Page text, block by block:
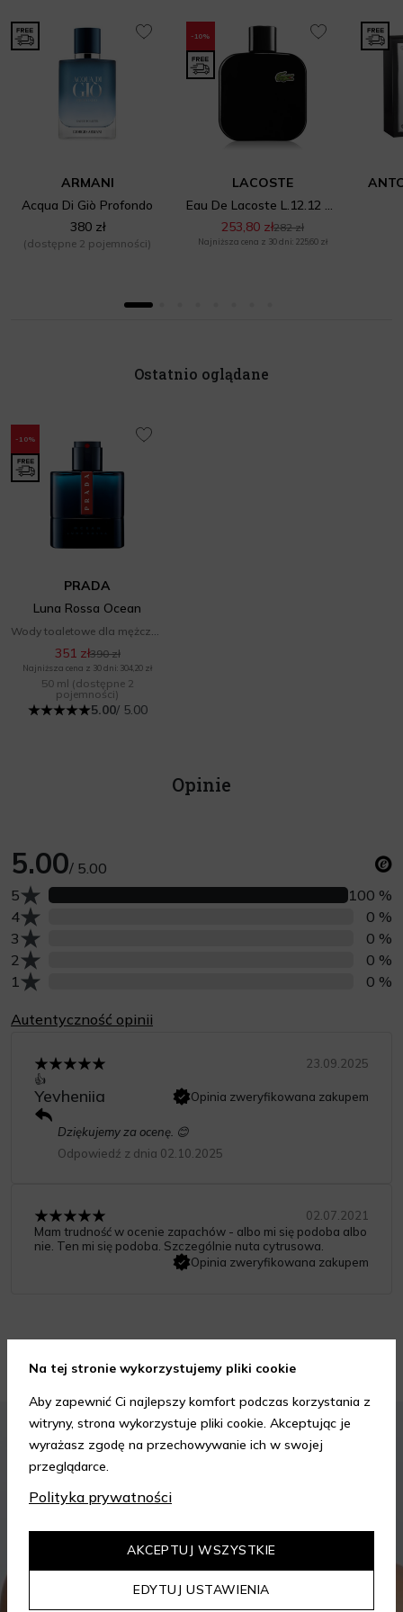
ARMANI
Acqua Di Giò Profondo
380 zł
(dostępne 2 pojemności)
-10%
LACOSTE
Eau De Lacoste L.12.12 Noir
253,80 zł282 zł
Najniższa cena z 30 dni: 225,60 zł
Ostatnio oglądane
-10%
PRADA
Luna Rossa Ocean
351 zł390 zł
Najniższa cena z 30 dni: 304,20 zł
50 ml (dostępne 2
pojemności)
5.00/ 5.00
Opinie
5.00/ 5.00
Liczba opinii z oceną
1 0 %
Liczba opinii z oceną
2 0 %
Liczba opinii z oceną
3 0 %
Liczba opinii z oceną
4 0 %
Liczba opinii z oceną
5 100 %
Autentyczność opinii
23.09.2025
👍
Yevheniia Opinia zweryfikowana zakupem
Dziękujemy za ocenę. 😊
Odpowiedź z dnia 02.10.2025
02.07.2021
Mam trudność w ocenie zapachów - albo mi się podoba albo
nie. Ten mi się podoba. Szczególnie nuta cytrusowa.
Opinia zweryfikowana zakupem
Porady kosmetyczne
KOSMETYKI PIELĘGNACJA SKÓRY
Na tej stronie wykorzystujemy pliki cookie
Aby zapewnić Ci najlepszy komfort podczas korzystania z
witryny, strona wykorzystuje pliki cookie. Akceptując je
wyrażasz zgodę na przechowywanie ich w swojej
przeglądarce.
Polityka prywatności
EDYTUJ USTAWIENIA
AKCEPTUJ WSZYSTKIE